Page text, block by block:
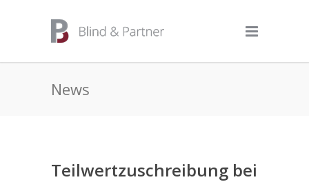
News
Teilwertzuschreibung bei